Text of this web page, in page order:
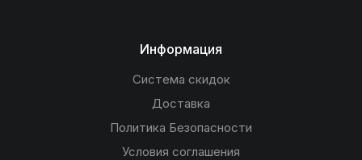
Информация
Система скидок
Доставка
Политика Безопасности
Условия соглашения